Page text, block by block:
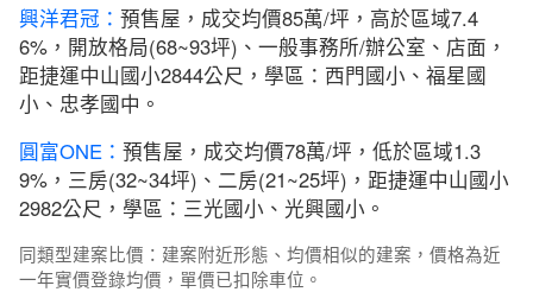
興洋君冠： 預售屋，成交均價85萬/坪，高於區域7.4
6%，開放格局(68~93坪)、一般事務所/辦公室、店面，
距捷運中山國小2844公尺，學區：西門國小、福星國
小、忠孝國中。
圓富ONE： 預售屋，成交均價78萬/坪，低於區域1.3
9%，三房(32~34坪)、二房(21~25坪)，距捷運中山國小
2982公尺，學區：三光國小、光興國小。
同類型建案比價：建案附近形態、均價相似的建案，價格為近
一年實價登錄均價，單價已扣除車位。